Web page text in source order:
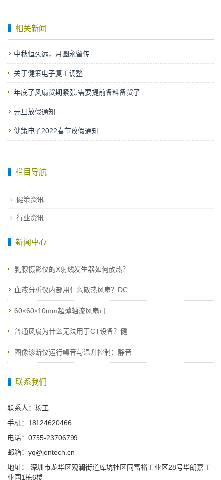
相关新闻
中秋恒久远，月圆永留传
关于健策电子复工调整
年底了风扇货期紧张.需要提前备料备货了
元旦放假通知
健策电子2022春节放假通知
栏目导航
健策资讯
行业资讯
新闻中心
乳腺摄影仪的X射线发生器如何散热？
血液分析仪内部用什么散热风扇？DC
60×60×10mm超薄轴流风扇可
普通风扇为什么无法用于CT设备？健
图像诊断仪运行噪音与温升控制：静音
联系我们
联系人：杨工
手机：18124620466
电话：0755-23706799
邮箱：yq@jentech.cn
地址： 深圳市龙华区观澜街道库坑社区同富裕工业区28号华朗嘉工
业园1栋6楼